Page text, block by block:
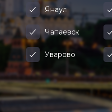
Янаул
Чапаевск
Уварово